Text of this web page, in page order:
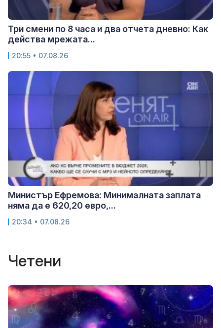
Три смени по 8 часа и два отчета дневно: Как
действа мрежата...
20:55 • 07.08.26
Министър Ефремова: Минималната заплата
няма да е 620,20 евро,...
20:34 • 07.08.26
Четени